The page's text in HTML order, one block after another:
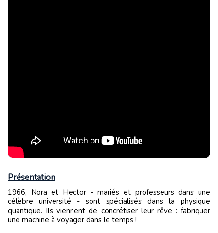
Présentation
1966, Nora et Hector - mariés et professeurs dans une
célèbre université - sont spécialisés dans la physique
quantique. Ils viennent de concrétiser leur rêve : fabriquer
une machine à voyager dans le temps !